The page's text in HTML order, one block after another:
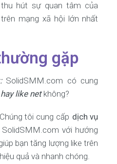
hút sự quan tâm của
mạng xã hội lớn nhất
gặp
SolidSMM.com có cung
like netkhông?
tôi cung cấp dịch vụ
với hướng
bạn tăng lượng like trên
quả và nhanh chóng.